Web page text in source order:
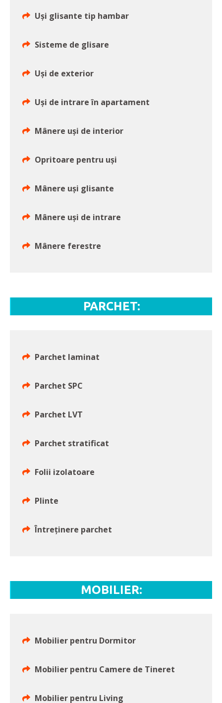
Uși glisante tip hambar
Sisteme de glisare
Uși de exterior
Uși de intrare în apartament
Mânere uși de interior
Opritoare pentru uși
Mânere uși glisante
Mânere uși de intrare
Mânere ferestre
PARCHET:
Parchet laminat
Parchet SPC
Parchet LVT
Parchet stratificat
Folii izolatoare
Plinte
Întreținere parchet
MOBILIER:
Mobilier pentru Dormitor
Mobilier pentru Camere de Tineret
Mobilier pentru Living